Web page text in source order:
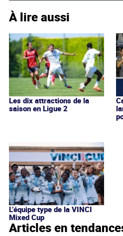
À lire aussi
Les dix attractions de la
saison en Ligue 2
L’équipe type de la VINCI
Mixed Cup
Articles en